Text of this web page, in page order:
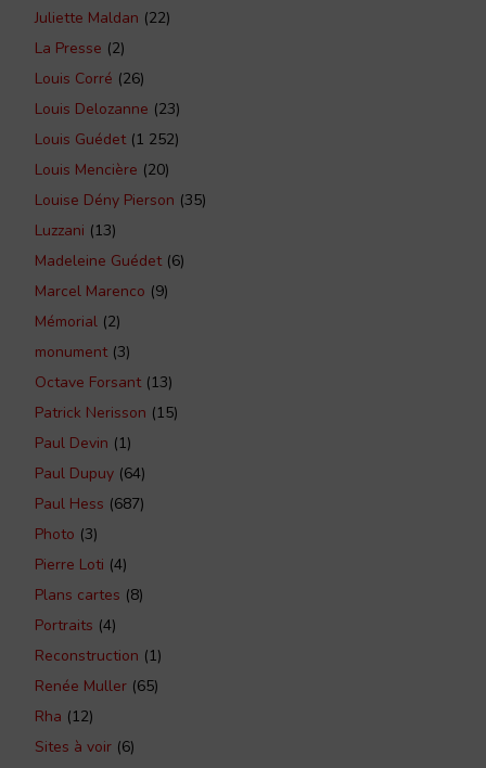
Juliette Maldan (22)
La Presse (2)
Louis Corré (26)
Louis Delozanne (23)
Louis Guédet(1 252)
Louis Mencière (20)
Louise Dény Pierson (35)
Luzzani (13)
Madeleine Guédet(6)
Marcel Marenco (9)
Mémorial (2)
monument(3)
Octave Forsant(13)
Patrick Nerisson (15)
Paul Devin (1)
Paul Dupuy (64)
Paul Hess (687)
Photo (3)
Pierre Loti (4)
Plans cartes (8)
Portraits (4)
Reconstruction (1)
Renée Muller (65)
Rha (12)
Sites à voir (6)